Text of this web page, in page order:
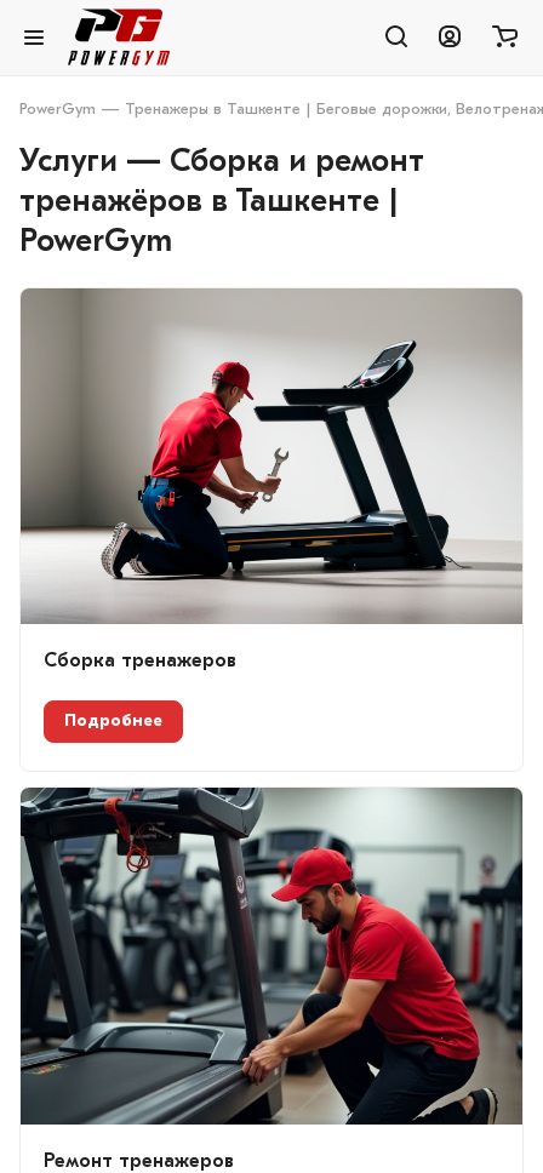
PowerGym — Тренажеры в Ташкенте | Беговые дорожки,
Услуги — Сборка и ремонт
тренажёров в Ташкенте |
PowerGym
Сборка тренажеров
Подробнее
Ремонт тренажеров